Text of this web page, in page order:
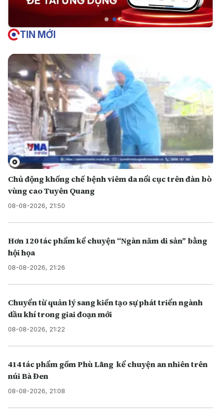
TIN MỚI
Chủ động khống chế bệnh viêm da nổi cục trên đàn bò
vùng cao Tuyên Quang
08-08-2026, 21:50
Hơn 120 tác phẩm kể chuyện “Ngàn năm di sản” bằng
hội họa
08-08-2026, 21:26
Chuyển từ quản lý sang kiến tạo sự phát triển ngành
dầu khí trong giai đoạn mới
08-08-2026, 21:22
414 tác phẩm gốm Phù Lãng kể chuyện an nhiên trên
núi Bà Đen
08-08-2026, 21:08